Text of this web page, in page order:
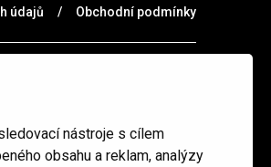
nástroje s cílem
obsahu a reklam, analýzy
údajů / Obchodní podmínky